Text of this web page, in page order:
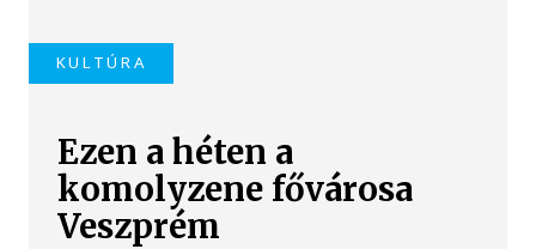
KULTÚRA
Ezen a héten a
komolyzene fővárosa
Veszprém